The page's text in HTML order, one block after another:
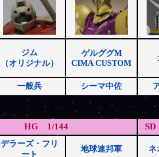
ジム
（オリジナル）
ゲルググM
CIMA CUSTOM
一般兵 シーマ中佐
HG 1/144
デラーズ・フリ
ート
地球連邦軍 ネ